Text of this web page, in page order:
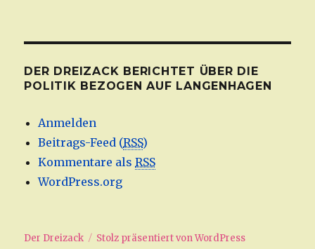
DER DREIZACK BERICHTET ÜBER DIE
POLITIK BEZOGEN AUF LANGENHAGEN
Anmelden
Beitrags-Feed (RSS)
Kommentare alsRSS
WordPress.org
Der Dreizack Stolz präsentiert von WordPress